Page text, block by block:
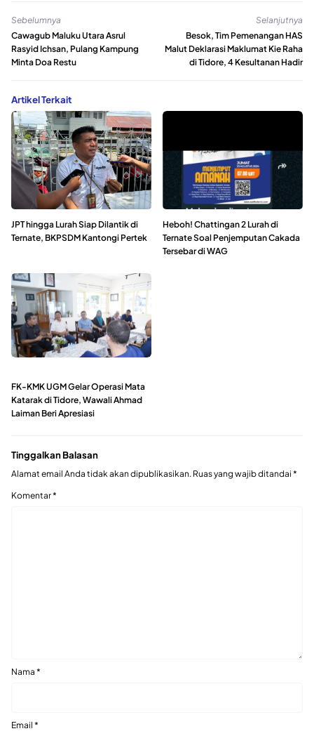
Sebelumnya
Cawagub Maluku Utara Asrul
Rasyid Ichsan, Pulang Kampung
Minta Doa Restu
Selanjutnya
Besok, Tim Pemenangan HAS
Malut Deklarasi Maklumat Kie Raha
di Tidore, 4 Kesultanan Hadir
Artikel Terkait
JPT hingga Lurah Siap Dilantik di
Ternate, BKPSDM Kantongi Pertek
Heboh! Chattingan 2 Lurah di
Ternate Soal Penjemputan Cakada
Tersebar di WAG
FK-KMK UGM Gelar Operasi Mata
Katarak di Tidore, Wawali Ahmad
Laiman Beri Apresiasi
Tinggalkan Balasan
Alamat email Anda tidak akan dipublikasikan. Ruas yang wajib ditandai *
Komentar*
Nama *
Email *